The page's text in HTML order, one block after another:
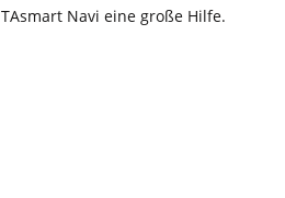
TAsmart Navi eine große Hilfe.